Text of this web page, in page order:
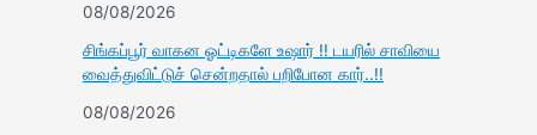
08/08/2026
சிங்கப்பூர் வாகன ஓட்டிகளே உஷார் !! டயரில் சாவியை
வைத்துவிட்டுச் சென்றதால் பறிபோன கார்..!!
08/08/2026